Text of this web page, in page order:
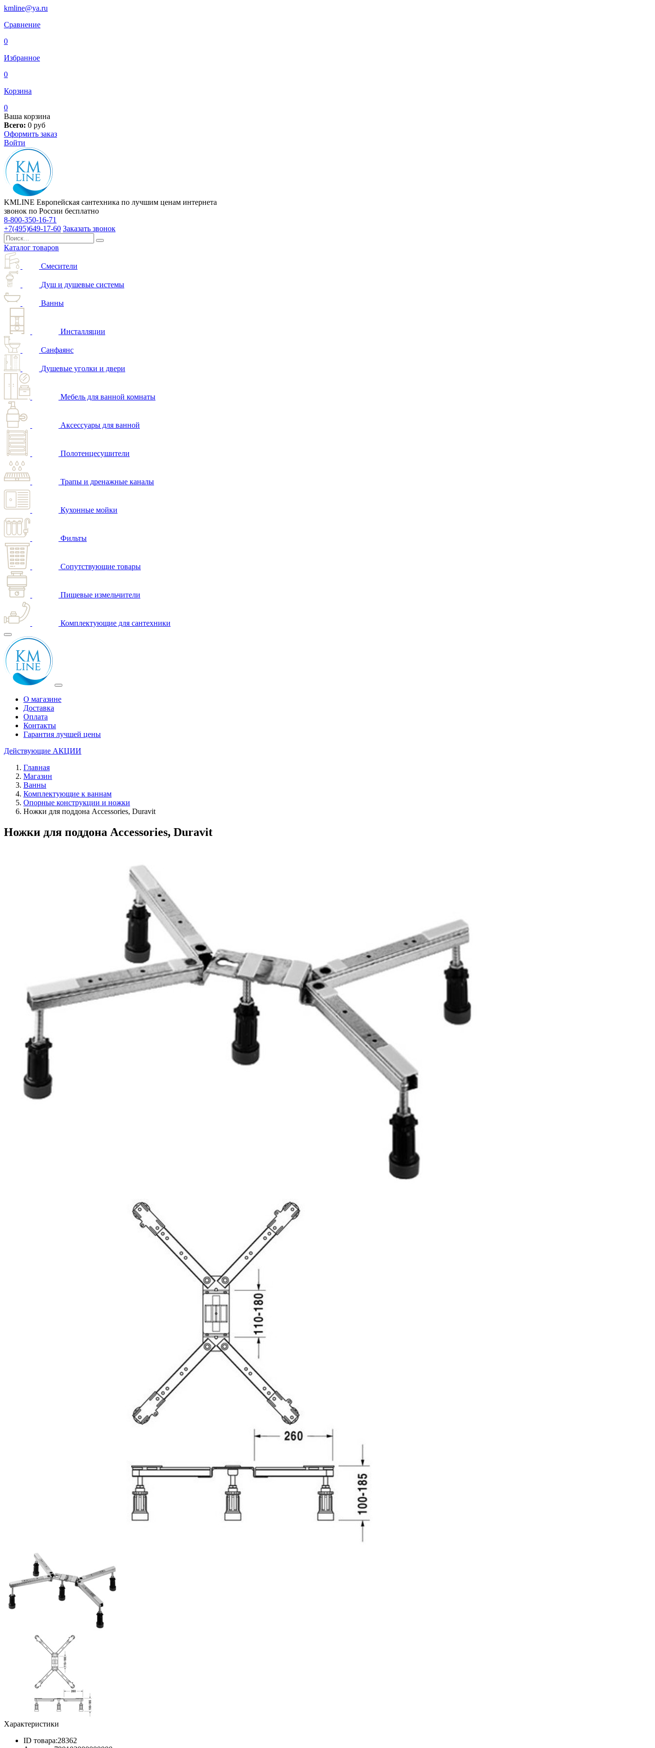
kmline@ya.ru
Сравнение
0
Избранное
0
Корзина
0
Ваша корзина
Всего: 0 руб
Оформить заказ
Войти
KMLINE Европейская сантехника по лучшим ценам интернета
звонок по России бесплатно
8-800-350-16-71
+7(495)649-17-60 Заказать звонок
Каталог товаров
Смесители
Душ и душевые системы
Ванны
Инсталляции
Санфаянс
Душевые уголки и двери
Мебель для ванной комнаты
Аксессуары для ванной
Полотенцесушители
Трапы и дренажные каналы
Кухонные мойки
Фильты
Сопутствующие товары
Пищевые измельчители
Комплектующие для сантехники
О магазине
Доставка
Оплата
Контакты
Гарантия лучшей цены
Действующие АКЦИИ
Главная
Магазин
Ванны
Комплектующие к ваннам
Опорные конструкции и ножки
Ножки для поддона Accessories, Duravit
Ножки для поддона Accessories, Duravit
Характеристики
ID товара:28362